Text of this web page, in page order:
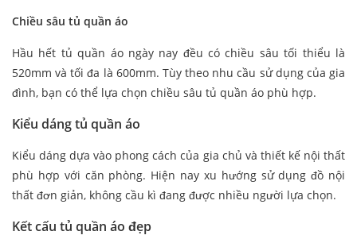
Chiều sâu tủ quần áo
Hầu hết tủ quần áo ngày nay đều có chiều sâu tối thiểu là
520mm và tối đa là 600mm. Tùy theo nhu cầu sử dụng của gia
đình, bạn có thể lựa chọn chiều sâu tủ quần áo phù hợp.
Kiểu dáng tủ quần áo
Kiểu dáng dựa vào phong cách của gia chủ và thiết kế nội thất
phù hợp với căn phòng. Hiện nay xu hướng sử dụng đồ nội
thất đơn giản, không cầu kì đang được nhiều người lựa chọn.
Kết cấu tủ quần áo đẹp